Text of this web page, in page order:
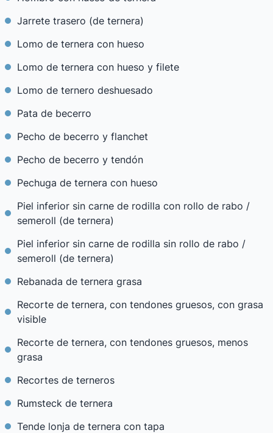
Jarrete trasero (de ternera)
Lomo de ternera con hueso
Lomo de ternera con hueso y filete
Lomo de ternero deshuesado
Pata de becerro
Pecho de becerro y flanchet
Pecho de becerro y tendón
Pechuga de ternera con hueso
Piel inferior sin carne de rodilla con rollo de rabo /
semeroll (de ternera)
Piel inferior sin carne de rodilla sin rollo de rabo /
semeroll (de ternera)
Rebanada de ternera grasa
Recorte de ternera, con tendones gruesos, con grasa
visible
Recorte de ternera, con tendones gruesos, menos
grasa
Recortes de terneros
Rumsteck de ternera
Tende lonja de ternera con tapa